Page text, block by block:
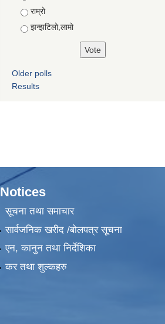
राम्रो
झन्झटिलो,लामो
Older polls
Results
Notices
सूचना तथा समाचार
सार्वजनिक खरीद /बोलपत्र सूचना
एन, कानुन तथा निर्देशिका
कर तथा शुल्कहरु